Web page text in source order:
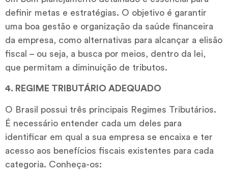
definir metas e estratégias. O objetivo é garantir
uma boa gestão e organização da saúde financeira
da empresa, como alternativas para alcançar a elisão
fiscal – ou seja, a busca por meios, dentro da lei,
que permitam a diminuição de tributos.
4. REGIME TRIBUTÁRIO ADEQUADO
O Brasil possui três principais Regimes Tributários.
É necessário entender cada um deles para
identificar em qual a sua empresa se encaixa e ter
acesso aos benefícios fiscais existentes para cada
categoria. Conheça-os: